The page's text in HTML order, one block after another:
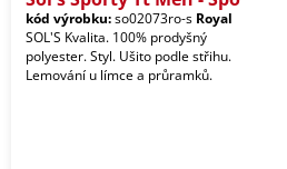
kód výrobku:so02073ro-s Royal
SOL'S Kvalita. 100% prodyšný
polyester. Styl. Ušito podle střihu.
Lemování u límce a průramků.